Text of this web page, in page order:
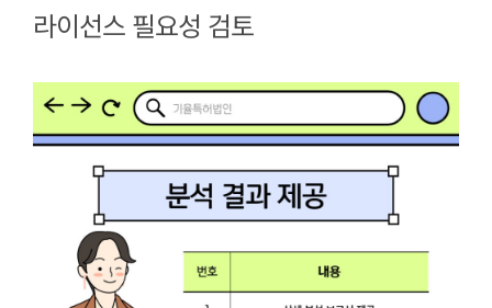
라이선스 필요성 검토